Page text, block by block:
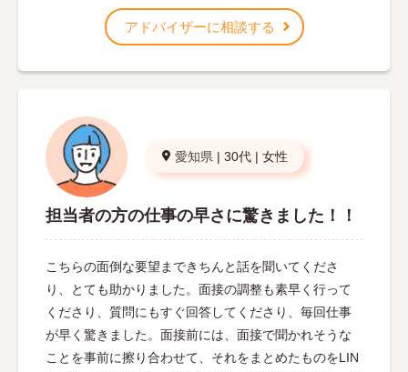
アドバイザーに相談する
愛知県 | 30代 | 女性
担当者の方の仕事の早さに驚きました！！
こちらの面倒な要望まできちんと話を聞いてくださ
り、とても助かりました。面接の調整も素早く行って
くださり、質問にもすぐ回答してくださり、毎回仕事
が早く驚きました。面接前には、面接で聞かれそうな
ことを事前に擦り合わせて、それをまとめたものをLIN